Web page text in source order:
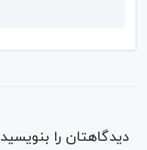
دیدگاهتان را بنویسید